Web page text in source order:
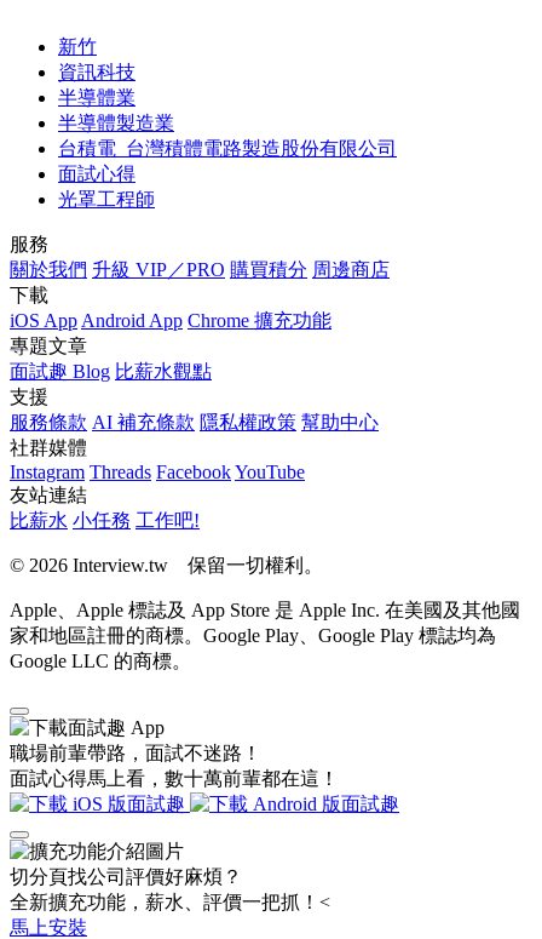
新竹
資訊科技
半導體業
半導體製造業
台積電_台灣積體電路製造股份有限公司
面試心得
光罩工程師
服務
關於我們 升級 VIP／PRO 購買積分 周邊商店
下載
iOS App Android App Chrome 擴充功能
專題文章
面試趣 Blog 比薪水觀點
支援
服務條款 AI 補充條款 隱私權政策 幫助中心
社群媒體
Instagram Threads FacebookYouTube
友站連結
比薪水 小任務 工作吧!
© 2026 Interview.tw 保留一切權利。
Apple、Apple 標誌及 App Store 是 Apple Inc. 在美國及其他國
家和地區註冊的商標。Google Play、Google Play 標誌均為
Google LLC 的商標。
職場前輩帶路，面試不迷路！
面試心得馬上看，數十萬前輩都在這！
切分頁找公司評價好麻煩？
全新擴充功能，薪水、評價一把抓！<
馬上安裝